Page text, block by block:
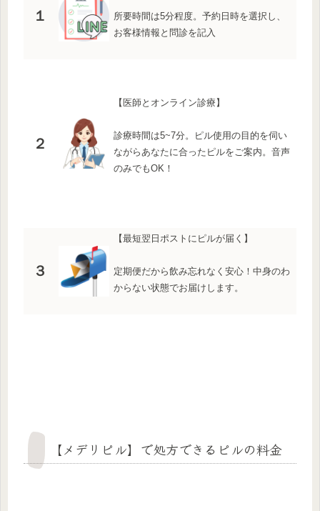
１
所要時間は5分程度。予約日時を選択し、
お客様情報と問診を記入
２
【医師とオンライン診療】
診療時間は5~7分。ピル使用の目的を伺い
ながらあなたに合ったピルをご案内。音声
のみでもOK！
３
【最短翌日ポストにピルが届く】
定期便だから飲み忘れなく安心！中身のわ
からない状態でお届けします。
【メデリピル】で処方できるピルの料金